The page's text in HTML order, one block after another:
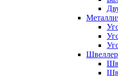
Швеллер